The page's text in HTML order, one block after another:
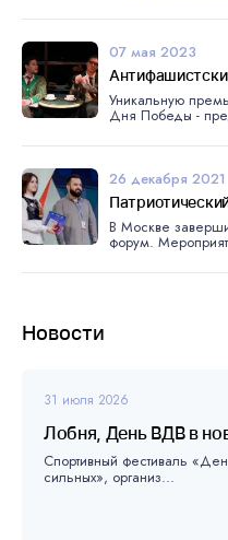
Новости
31 июля 2026
Лобня, День ВДВ в
Спортивный фестиваль
сильных», организ...
07 мая 2023
Уникальную
Дня Победы -
26 декабря 2021
В Москве
форум.